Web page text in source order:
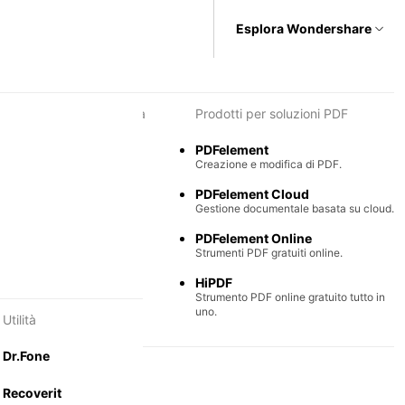
per diagrammi e grafica Prodotti per soluzioni PDF
PDFelement
Creazione e modifica di PDF.
PDFelement Cloud
Gestione documentale basata su cloud.
PDFelement Online
Strumenti PDF gratuiti online.
HiPDF
Strumento PDF online gratuito tutto in
uno.
Utilità
Dr.Fone
Recoverit
Esplora Wondershare